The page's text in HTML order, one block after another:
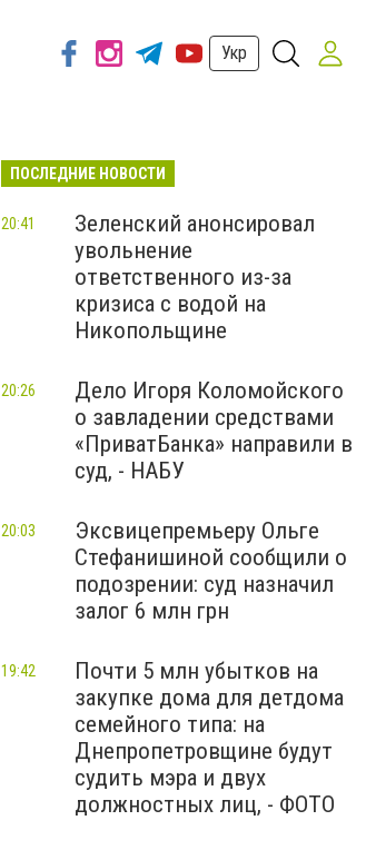
Укр
ПОСЛЕДНИЕ НОВОСТИ
Зеленский анонсировал
увольнение
ответственного из-за
кризиса с водой на
Никопольщине
20:41
Дело Игоря Коломойского
о завладении средствами
«ПриватБанка» направили в
суд, - НАБУ
20:26
Эксвицепремьеру Ольге
Стефанишиной сообщили о
подозрении: суд назначил
залог 6 млн грн
20:03
Почти 5 млн убытков на
закупке дома для детдома
семейного типа: на
Днепропетровщине будут
судить мэра и двух
должностных лиц, - ФОТО
19:42